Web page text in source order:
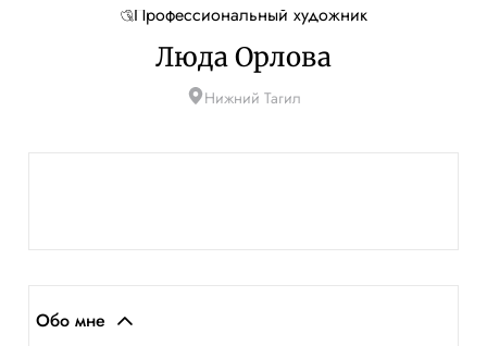
Профессиональный художник
Люда Орлова
Нижний Тагил
Обо мне